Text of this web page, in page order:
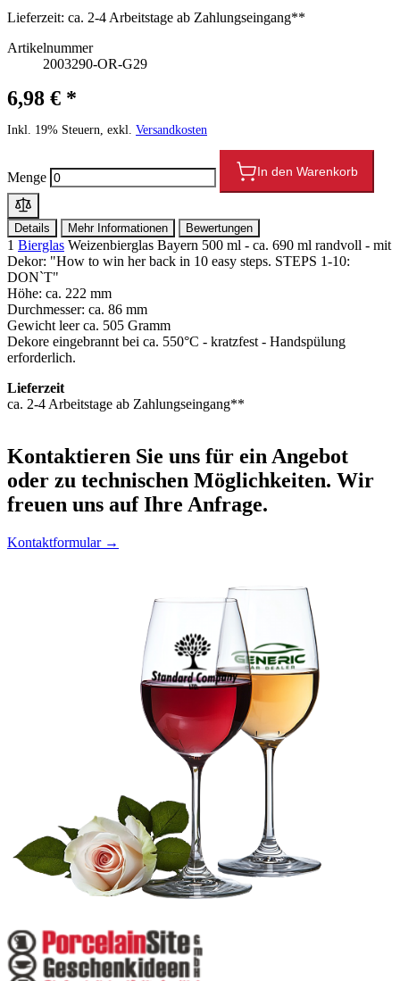
Lieferzeit: ca. 2-4 Arbeitstage ab Zahlungseingang**
Artikelnummer
2003290-OR-G29
6,98 € *
Inkl. 19% Steuern, exkl. Versandkosten
Menge In den Warenkorb
Details Mehr Informationen Bewertungen
1 Bierglas Weizenbierglas Bayern 500 ml - ca. 690 ml randvoll - mit
Dekor: "How to win her back in 10 easy steps. STEPS 1-10:
DON`T"
Höhe: ca. 222 mm
Durchmesser: ca. 86 mm
Gewicht leer ca. 505 Gramm
Dekore eingebrannt bei ca. 550°C - kratzfest - Handspülung
erforderlich.
Lieferzeit
ca. 2-4 Arbeitstage ab Zahlungseingang**
Kontaktieren Sie uns für ein Angebot
oder zu technischen Möglichkeiten. Wir
freuen uns auf Ihre Anfrage.
Kontaktformular →